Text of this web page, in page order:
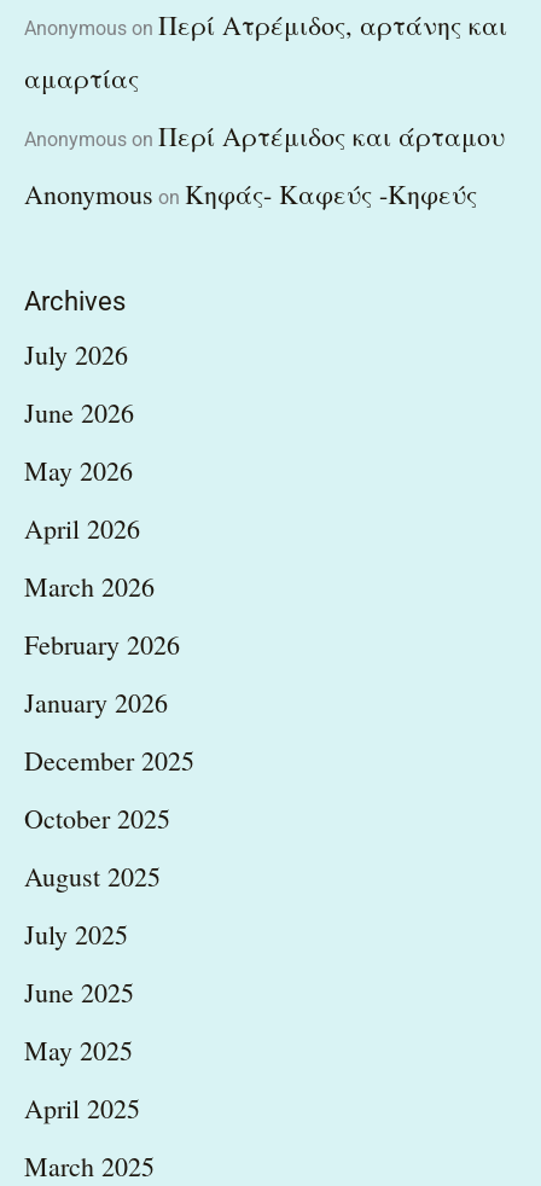
Anonymous on Περί Ατρέμιδος, αρτάνης και
αμαρτίας
Anonymous on Περί Αρτέμιδος και άρταμου
Anonymous on Κηφάς- Καφεύς -Κηφεύς
Archives
July 2026
June 2026
May 2026
April 2026
March 2026
February 2026
January 2026
December 2025
October 2025
August 2025
July 2025
June 2025
May 2025
April 2025
March 2025